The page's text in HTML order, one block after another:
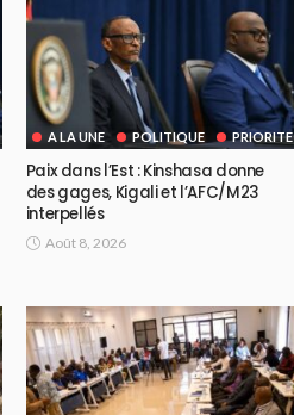
A LA UNE POLITIQUE PRIORITE
Paix dans l’Est : Kinshasa donne
des gages, Kigali et l’AFC/M23
interpellés
Août 8, 2026